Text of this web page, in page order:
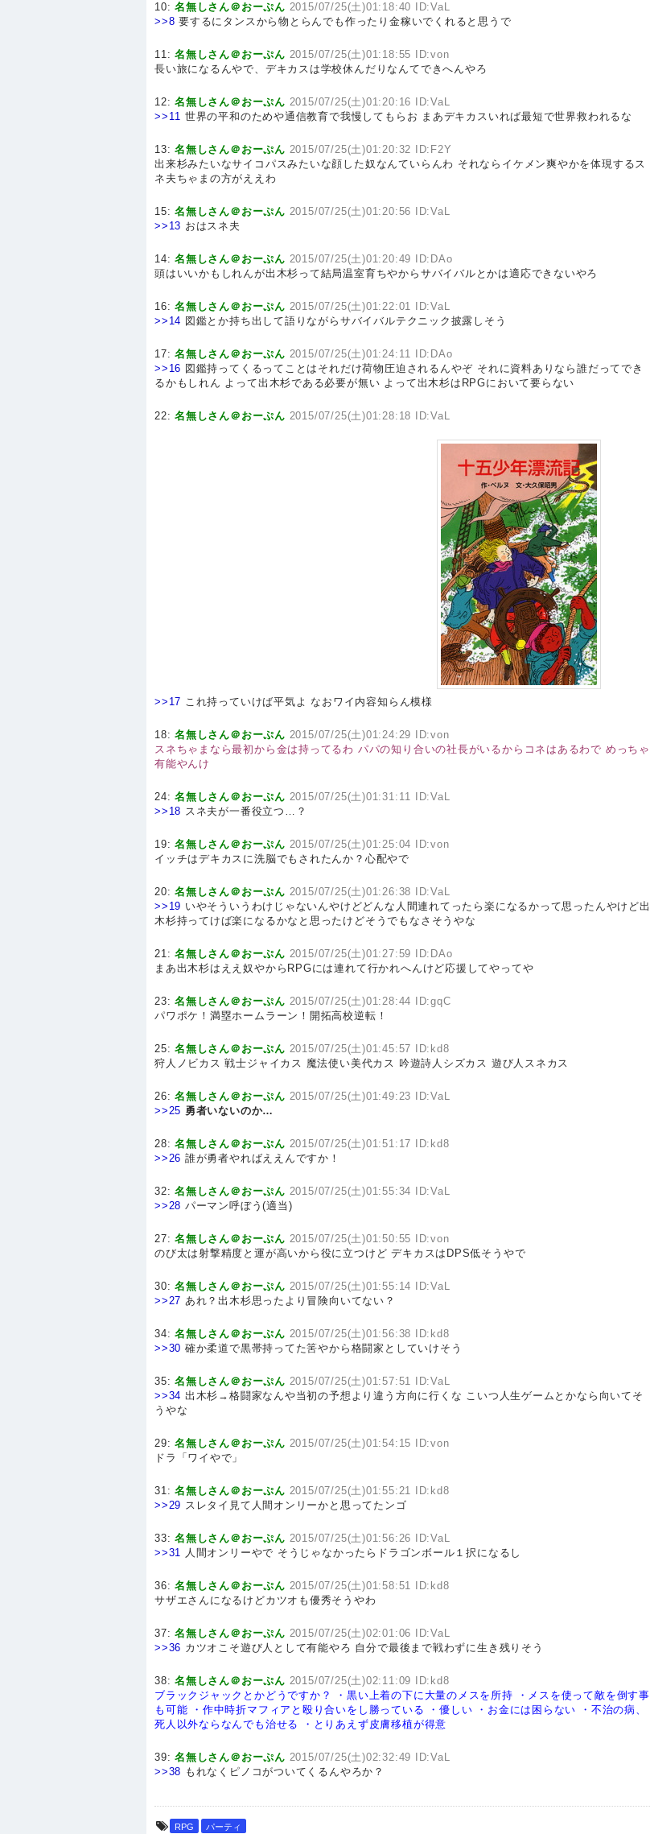
10:名無しさん＠おーぷん 2015/07/25(土)01:18:40 ID:VaL
>>8 要するにタンスから物とらんでも作ったり金稼いでくれると思うで
11:名無しさん＠おーぷん 2015/07/25(土)01:18:55 ID:von
長い旅になるんやで、デキカスは学校休んだりなんてできへんやろ
12:名無しさん＠おーぷん 2015/07/25(土)01:20:16 ID:VaL
>>11 世界の平和のためや通信教育で我慢してもらお まあデキカスいれば最短で世界救われるな
13:名無しさん＠おーぷん 2015/07/25(土)01:20:32 ID:F2Y
出来杉みたいなサイコパスみたいな顔した奴なんていらんわ それならイケメン爽やかを体現するス
ネ夫ちゃまの方がええわ
15:名無しさん＠おーぷん 2015/07/25(土)01:20:56 ID:VaL
>>13 おはスネ夫
14:名無しさん＠おーぷん 2015/07/25(土)01:20:49 ID:DAo
頭はいいかもしれんが出木杉って結局温室育ちやからサバイバルとかは適応できないやろ
16:名無しさん＠おーぷん 2015/07/25(土)01:22:01 ID:VaL
>>14 図鑑とか持ち出して語りながらサバイバルテクニック披露しそう
17:名無しさん＠おーぷん 2015/07/25(土)01:24:11 ID:DAo
>>16 図鑑持ってくるってことはそれだけ荷物圧迫されるんやぞ それに資料ありなら誰だってでき
るかもしれん よって出木杉である必要が無い よって出木杉はRPGにおいて要らない
22:名無しさん＠おーぷん 2015/07/25(土)01:28:18 ID:VaL
>>17 これ持っていけば平気よ なおワイ内容知らん模様
18:名無しさん＠おーぷん 2015/07/25(土)01:24:29 ID:von
スネちゃまなら最初から金は持ってるわ パパの知り合いの社長がいるからコネはあるわで めっちゃ
有能やんけ
24:名無しさん＠おーぷん 2015/07/25(土)01:31:11 ID:VaL
>>18 スネ夫が一番役立つ…？
19:名無しさん＠おーぷん 2015/07/25(土)01:25:04 ID:von
イッチはデキカスに洗脳でもされたんか？心配やで
20:名無しさん＠おーぷん 2015/07/25(土)01:26:38 ID:VaL
>>19 いやそういうわけじゃないんやけどどんな人間連れてったら楽になるかって思ったんやけど出
木杉持ってけば楽になるかなと思ったけどそうでもなさそうやな
21:名無しさん＠おーぷん 2015/07/25(土)01:27:59 ID:DAo
まあ出木杉はええ奴やからRPGには連れて行かれへんけど応援してやってや
23:名無しさん＠おーぷん 2015/07/25(土)01:28:44 ID:gqC
パワポケ！満塁ホームラーン！開拓高校逆転！
25:名無しさん＠おーぷん 2015/07/25(土)01:45:57 ID:kd8
狩人ノビカス 戦士ジャイカス 魔法使い美代カス 吟遊詩人シズカス 遊び人スネカス
26:名無しさん＠おーぷん 2015/07/25(土)01:49:23 ID:VaL
>>25 勇者いないのか…
28:名無しさん＠おーぷん 2015/07/25(土)01:51:17 ID:kd8
>>26 誰が勇者やればええんですか！
32:名無しさん＠おーぷん 2015/07/25(土)01:55:34 ID:VaL
>>28 パーマン呼ぼう(適当)
27:名無しさん＠おーぷん 2015/07/25(土)01:50:55 ID:von
のび太は射撃精度と運が高いから役に立つけど デキカスはDPS低そうやで
30:名無しさん＠おーぷん 2015/07/25(土)01:55:14 ID:VaL
>>27 あれ？出木杉思ったより冒険向いてない？
34:名無しさん＠おーぷん 2015/07/25(土)01:56:38 ID:kd8
>>30 確か柔道で黒帯持ってた筈やから格闘家としていけそう
35:名無しさん＠おーぷん 2015/07/25(土)01:57:51 ID:VaL
>>34 出木杉→格闘家なんや当初の予想より違う方向に行くな こいつ人生ゲームとかなら向いてそ
うやな
29:名無しさん＠おーぷん 2015/07/25(土)01:54:15 ID:von
ドラ「ワイやで」
31:名無しさん＠おーぷん 2015/07/25(土)01:55:21 ID:kd8
>>29 スレタイ見て人間オンリーかと思ってたンゴ
33:名無しさん＠おーぷん 2015/07/25(土)01:56:26 ID:VaL
>>31 人間オンリーやで そうじゃなかったらドラゴンボール１択になるし
36:名無しさん＠おーぷん 2015/07/25(土)01:58:51 ID:kd8
サザエさんになるけどカツオも優秀そうやわ
37:名無しさん＠おーぷん 2015/07/25(土)02:01:06 ID:VaL
>>36 カツオこそ遊び人として有能やろ 自分で最後まで戦わずに生き残りそう
38:名無しさん＠おーぷん 2015/07/25(土)02:11:09 ID:kd8
ブラックジャックとかどうですか？
・黒い上着の下に大量のメスを所持
・メスを使って敵を倒す事
も可能
・作中時折マフィアと殴り合いをし勝っている ・優しい ・お金には困らない
・不治の病、
死人以外ならなんでも治せる
・とりあえず皮膚移植が得意
39:名無しさん＠おーぷん 2015/07/25(土)02:32:49 ID:VaL
>>38 もれなくピノコがついてくるんやろか？
RPG パーティ